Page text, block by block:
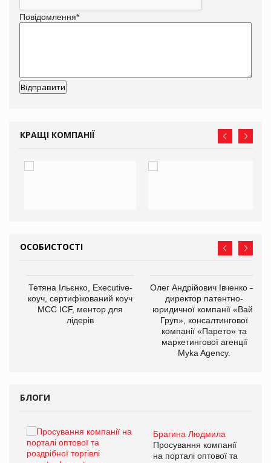
Повідомлення*
КРАЩІ КОМПАНІЇ
ОСОБИСТОСТІ
Тетяна Ільєнко, Executive-
коуч, сертифікований коуч
МСС ICF, ментор для
лідерів
Олег Андрійович Івченко —
директор патентно-
юридичної компанії «Вайз
Груп», консалтингової
компанії «Парето» та
маркетингової агенції
Myka Agency.
БЛОГИ
Брагина Людмила
Просування компанії
на порталі оптової та